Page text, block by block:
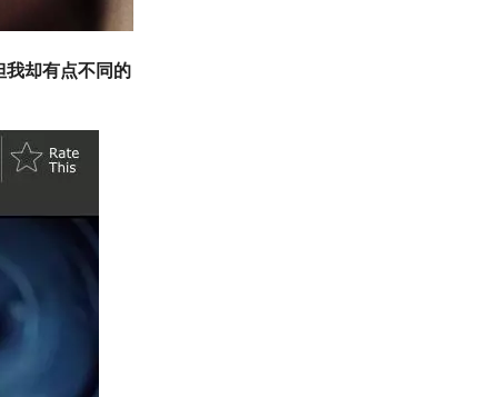
却有点不同的